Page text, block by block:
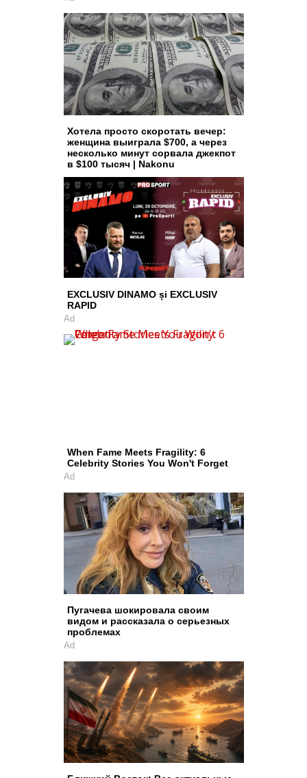
Хотела просто скоротать вечер:
женщина выиграла $700, а через
несколько минут сорвала джекпот
в $100 тысяч | Nakonu
EXCLUSIV DINAMO și EXCLUSIV
RAPID
Ad
When Fame Meets Fragility: 6
Celebrity Stories You Won't Forget
Ad
Пугачева шокировала своим
видом и рассказала о серьезных
проблемах
Ad